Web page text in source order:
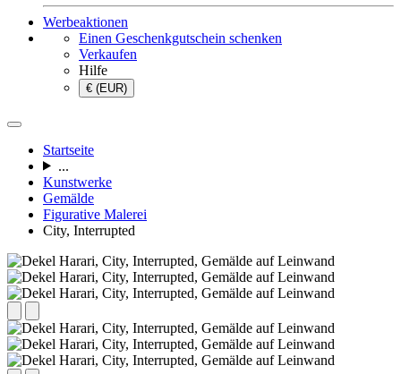
Werbeaktionen
Einen Geschenkgutschein schenken
Verkaufen
Hilfe
€ (EUR)
Startseite
...
Kunstwerke
Gemälde
Figurative Malerei
City, Interrupted